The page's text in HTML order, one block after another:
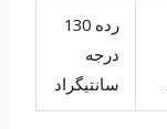
رده 130
درجه
سانتیگراد